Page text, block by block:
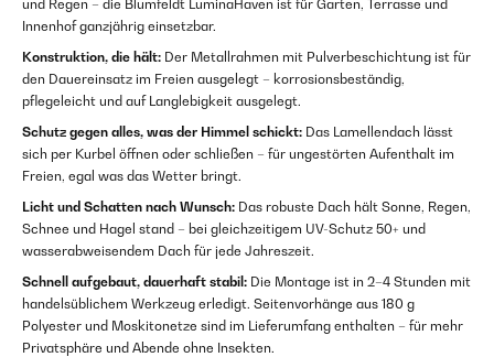
und Regen – die Blumfeldt LuminaHaven ist für Garten, Terrasse und
Innenhof ganzjährig einsetzbar.
Konstruktion, die hält: Der Metallrahmen mit Pulverbeschichtung ist für
den Dauereinsatz im Freien ausgelegt – korrosionsbeständig,
pflegeleicht und auf Langlebigkeit ausgelegt.
Schutz gegen alles, was der Himmel schickt: Das Lamellendach lässt
sich per Kurbel öffnen oder schließen – für ungestörten Aufenthalt im
Freien, egal was das Wetter bringt.
Licht und Schatten nach Wunsch: Das robuste Dach hält Sonne, Regen,
Schnee und Hagel stand – bei gleichzeitigem UV-Schutz 50+ und
wasserabweisendem Dach für jede Jahreszeit.
Schnell aufgebaut, dauerhaft stabil: Die Montage ist in 2–4 Stunden mit
handelsüblichem Werkzeug erledigt. Seitenvorhänge aus 180 g
Polyester und Moskitonetze sind im Lieferumfang enthalten – für mehr
Privatsphäre und Abende ohne Insekten.